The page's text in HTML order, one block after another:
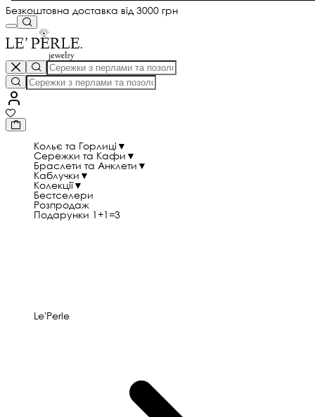
Безкоштовна доставка від 3000 грн
Кольє та Горлиці ▼
Сережки та Кафи ▼
Браслети та Анклети ▼
Каблучки ▼
Колекції▼
Бестселери
Розпродаж
Подарунки 1+1=3
Le'Perle